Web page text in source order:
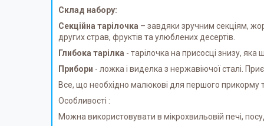
Склад набору:
Секційна тарілочка – завдяки зручним секціям,
других страв, фруктів та улюблених десертів.
Глибока тарілка - тарілочка на присосці знизу,
Прибори - ложка і виделка з нержавіючої сталі.
Все, що необхідно малюкові для першого прикорму
Особливості :
Можна використовувати в мікрохвильовій печі,